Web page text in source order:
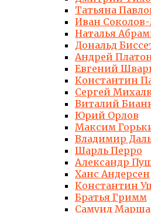
Татьяна
Иван
Наталья
Дональд
Андрей
Евгений
Константин
Сергей
Виталий
Юрий Орлов
Максим
Владимир
Шарль Перро
Александр
Ханс Андерсен
Константин
Братья Гримм
Самуил